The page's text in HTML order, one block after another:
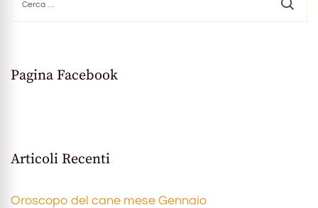
per:
Pagina Facebook
Articoli Recenti
Oroscopo del cane mese Gennaio